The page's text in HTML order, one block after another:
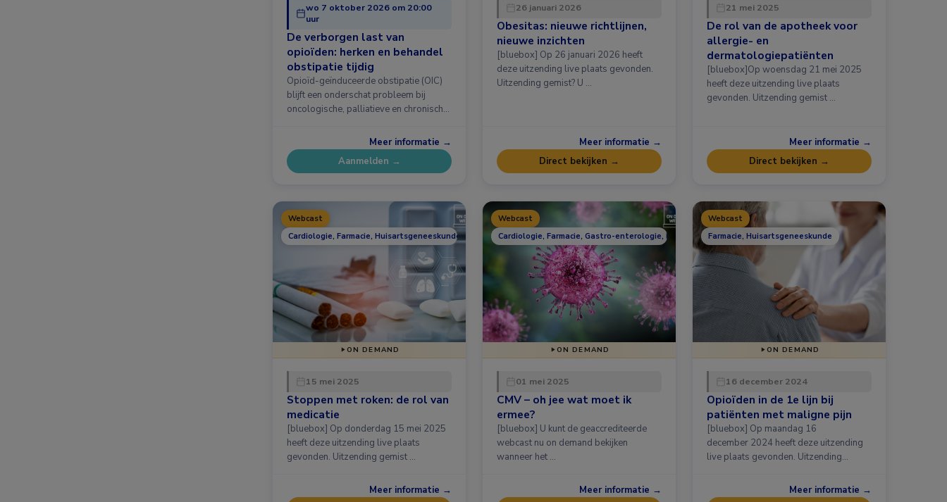
wo 7 oktober 2026 om 20:00
uur
De verborgen last van
opioïden: herken en behandel
obstipatie tijdig
Opioïd-geïnduceerde obstipatie (OIC)
blijft een onderschat probleem bij
oncologische, palliatieve en chronische
Meer informatie →
Aanmelden →
26 januari 2026
Obesitas: nieuwe richtlijnen,
nieuwe inzichten
[bluebox] Op 26 januari 2026 heeft
deze uitzending live plaats gevonden.
Uitzending gemist? U …
Meer informatie →
Direct bekijken →
21 mei 2025
De rol van de apotheek voor
allergie- en
dermatologiepatiënten
[bluebox]Op woensdag 21 mei 2025
heeft deze uitzending live plaats
gevonden. Uitzending gemist …
Meer informatie →
Direct bekijken →
Webcast
Cardiologie, Farmacie, Huisartsgeneeskunde, Longziekten
ON DEMAND
15 mei 2025
Stoppen met roken: de rol van
medicatie
[bluebox] Op donderdag 15 mei 2025
heeft deze uitzending live plaats
gevonden. Uitzending gemist …
Meer informatie →
Webcast
Cardiologie, Farmacie, Gastro-enterologie, Hematologie, Infectieziekten, Longziekten, Nefrologie, Overig
ON DEMAND
01 mei 2025
CMV – oh jee wat moet ik
ermee?
[bluebox] U kunt de geaccrediteerde
webcast nu on demand bekijken
wanneer het …
Meer informatie →
Webcast
Farmacie, Huisartsgeneeskunde
ON DEMAND
16 december 2024
Opioïden in de 1e lijn bij
patiënten met maligne pijn
[bluebox] Op maandag 16
december 2024 heeft deze uitzending
live plaats gevonden. Uitzending
Meer informatie →